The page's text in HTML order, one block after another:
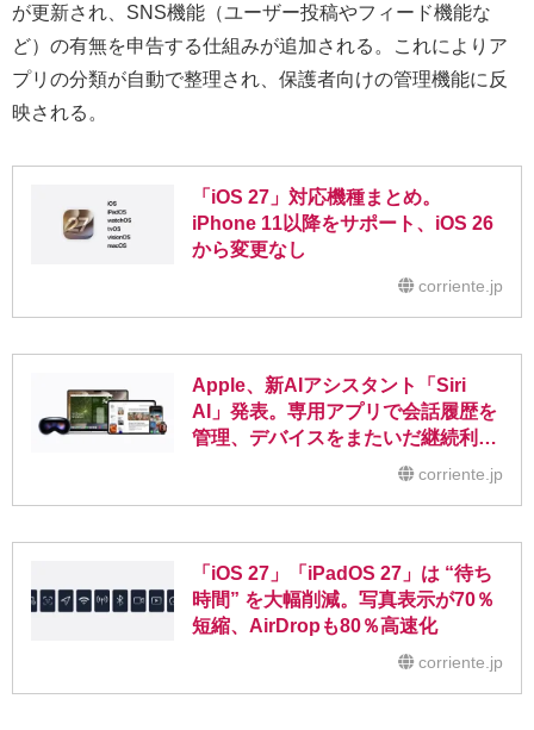
が更新され、SNS機能（ユーザー投稿やフィード機能な
ど）の有無を申告する仕組みが追加される。これによりア
プリの分類が自動で整理され、保護者向けの管理機能に反
映される。
「iOS 27」対応機種まとめ。
iPhone 11以降をサポート、iOS 26
から変更なし
corriente.jp
Apple、新AIアシスタント「Siri
AI」発表。専用アプリで会話履歴を
管理、デバイスをまたいだ継続利用
corriente.jp
「iOS 27」「iPadOS 27」は “待ち
時間” を大幅削減。写真表示が70％
短縮、AirDropも80％高速化
corriente.jp